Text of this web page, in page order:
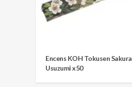
Encens KOH Tokusen Sakura
Usuzumi x50